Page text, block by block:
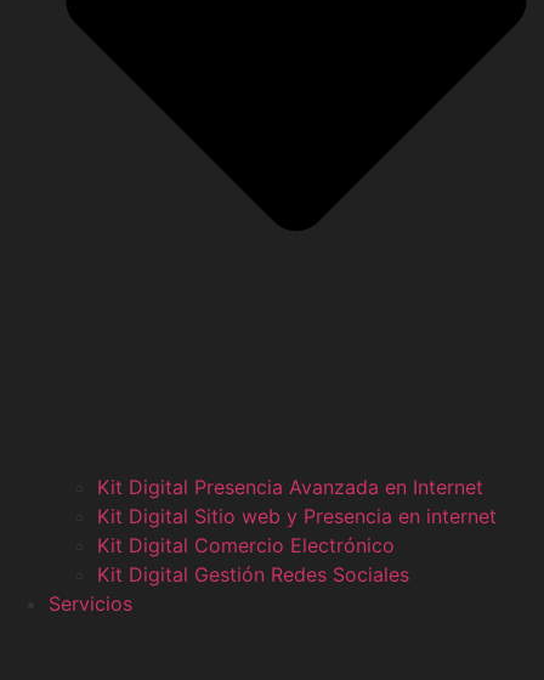
Kit Digital Presencia Avanzada en Internet
Kit Digital Sitio web y Presencia en internet
Kit Digital Comercio Electrónico
Kit Digital Gestión Redes Sociales
Servicios